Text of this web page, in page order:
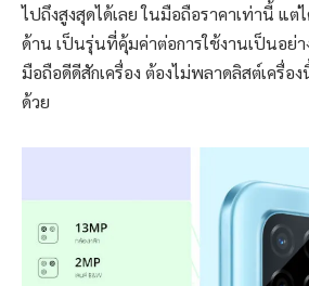
ไปถึงสูงสุดได้เลย ในมือถือราคาเท่านี้ แ
ด้าน เป็นรุ่นที่คุ้มค่าต่อการใช้งานเป็นอย่า
มือถือดีดีสักเครื่อง ต้องไม่พลาดลิสต์เครื่อง
ด้วย